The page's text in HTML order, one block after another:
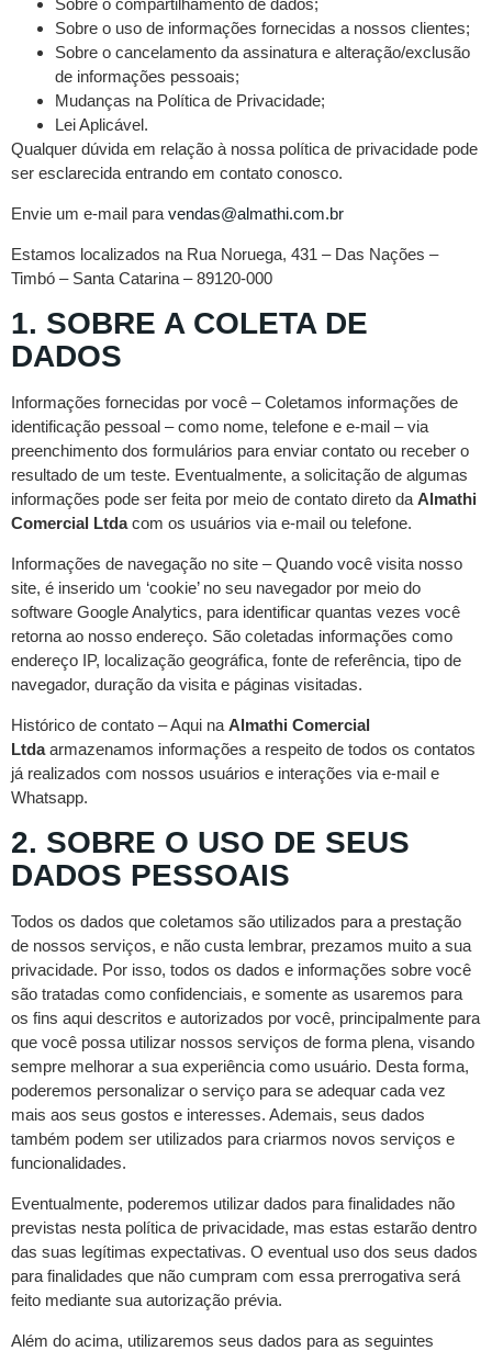
Sobre o uso de informações fornecidas a nossos clientes;
Sobre o cancelamento da assinatura e alteração/exclusão
de informações pessoais;
Mudanças na Política de Privacidade;
Lei Aplicável.
Qualquer dúvida em relação à nossa política de privacidade pode
ser esclarecida entrando em contato conosco.
Envie um e-mail para vendas@almathi.com.br
Estamos localizados na Rua Noruega, 431 – Das Nações –
Timbó – Santa Catarina – 89120-000
1. SOBRE A COLETA DE
DADOS
Informações fornecidas por você – Coletamos informações de
identificação pessoal – como nome, telefone e e-mail – via
preenchimento dos formulários para enviar contato ou receber o
resultado de um teste. Eventualmente, a solicitação de algumas
informações pode ser feita por meio de contato direto da Almathi
Comercial Ltdacom os usuários via e-mail ou telefone.
Informações de navegação no site – Quando você visita nosso
site, é inserido um ‘cookie’ no seu navegador por meio do
software Google Analytics, para identificar quantas vezes você
retorna ao nosso endereço. São coletadas informações como
endereço IP, localização geográfica, fonte de referência, tipo de
navegador, duração da visita e páginas visitadas.
Histórico de contato – Aqui na Almathi Comercial
Ltdaarmazenamos informações a respeito de todos os contatos
já realizados com nossos usuários e interações via e-mail e
Whatsapp.
2. SOBRE O USO DE SEUS
DADOS PESSOAIS
Todos os dados que coletamos são utilizados para a prestação
de nossos serviços, e não custa lembrar, prezamos muito a sua
privacidade. Por isso, todos os dados e informações sobre você
são tratadas como confidenciais, e somente as usaremos para
os fins aqui descritos e autorizados por você, principalmente para
que você possa utilizar nossos serviços de forma plena, visando
sempre melhorar a sua experiência como usuário. Desta forma,
poderemos personalizar o serviço para se adequar cada vez
mais aos seus gostos e interesses. Ademais, seus dados
também podem ser utilizados para criarmos novos serviços e
funcionalidades.
Eventualmente, poderemos utilizar dados para finalidades não
previstas nesta política de privacidade, mas estas estarão dentro
das suas legítimas expectativas. O eventual uso dos seus dados
para finalidades que não cumpram com essa prerrogativa será
feito mediante sua autorização prévia.
Além do acima, utilizaremos seus dados para as seguintes